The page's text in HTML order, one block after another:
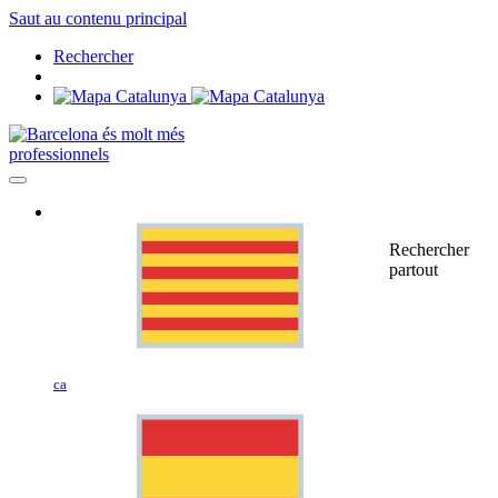
Saut au contenu principal
Rechercher
professionnels
ca
Rechercher
partout